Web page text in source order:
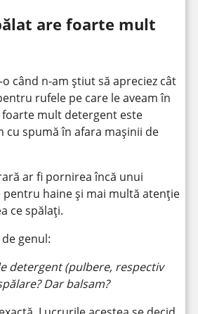
are foarte mult
când n-am știut să apreciez cât
rufele pe care le aveam în
foarte mult detergent este
cu spumă în afara mașinii de
ar fi pornirea încă unui
haine și mai multă atenție
ce spălați.
genul:
detergent (pulbere, respectiv
Dar balsam?